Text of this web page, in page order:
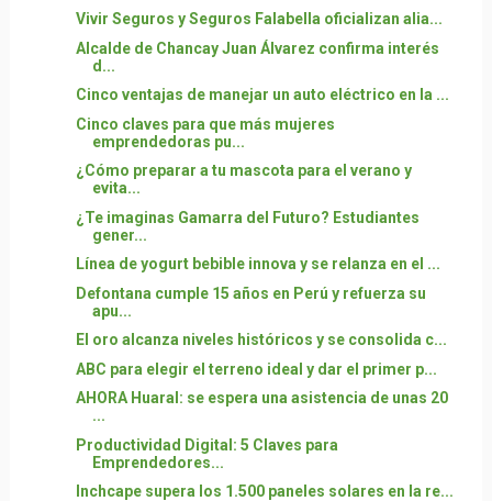
Vivir Seguros y Seguros Falabella oficializan alia...
Alcalde de Chancay Juan Álvarez confirma interés
d...
Cinco ventajas de manejar un auto eléctrico en la ...
Cinco claves para que más mujeres
emprendedoras pu...
¿Cómo preparar a tu mascota para el verano y
evita...
¿Te imaginas Gamarra del Futuro? Estudiantes
gener...
Línea de yogurt bebible innova y se relanza en el ...
Defontana cumple 15 años en Perú y refuerza su
apu...
El oro alcanza niveles históricos y se consolida c...
ABC para elegir el terreno ideal y dar el primer p...
AHORA Huaral: se espera una asistencia de unas 20
...
Productividad Digital: 5 Claves para
Emprendedores...
Inchcape supera los 1.500 paneles solares en la re...